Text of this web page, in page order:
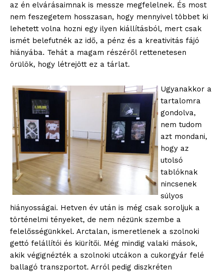
az én elvárásaimnak is messze megfelelnek. És most
nem feszegetem hosszasan, hogy mennyivel többet ki
lehetett volna hozni egy ilyen kiállításból, mert csak
ismét belefutnék az idő, a pénz és a kreativitás fájó
hiányába. Tehát a magam részéről rettenetesen
örülök, hogy létrejött ez a tárlat.
Ugyanakkor a
tartalomra
gondolva,
nem tudom
azt mondani,
hogy az
utolsó
tablóknak
nincsenek
súlyos
hiányosságai. Hetven év után is még csak soroljuk a
történelmi tényeket, de nem nézünk szembe a
felelősségünkkel. Arctalan, ismeretlenek a szolnoki
gettó felállítói és kiürítői. Még mindig valaki mások,
akik végignézték a szolnoki utcákon a cukorgyár felé
ballagó transzportot. Arról pedig diszkréten